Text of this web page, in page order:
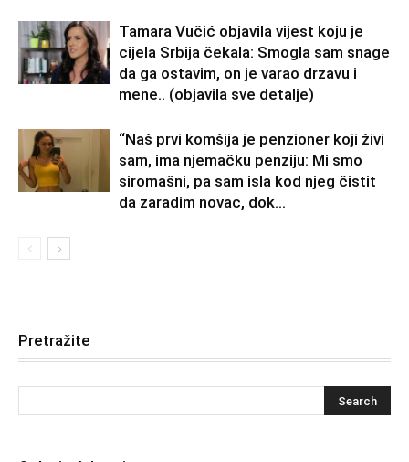
Tamara Vučić objavila vijest koju je
cijela Srbija čekala: Smogla sam snage
da ga ostavim, on je varao drzavu i
mene.. (objavila sve detalje)
“Naš prvi komšija je penzioner koji živi
sam, ima njemačku penziju: Mi smo
siromašni, pa sam isla kod njeg čistit
da zaradim novac, dok...
Pretražite